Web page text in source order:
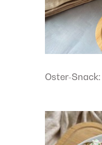
Oster-